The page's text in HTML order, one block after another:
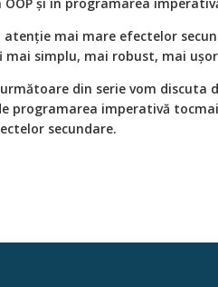
atenţie mai mare efectelor
mai simplu, mai robust, mai
din serie vom discuta
programarea imperativă
secundare.